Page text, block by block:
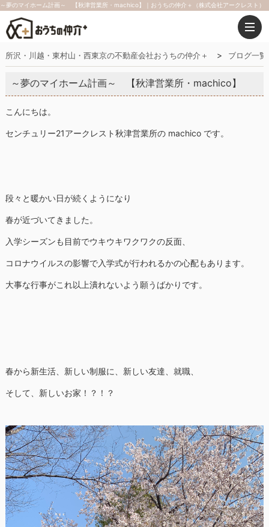
～夢のマイホーム計画～ 【秋津営業所・machico】｜おうちの仲介＋（株式会社アークレスト）
所沢・川越・東村山・西東京の不動産会社おうちの仲介＋ ブログ一覧
～夢のマイホーム計画～ 【秋津営業所・machico】
こんにちは。
センチュリー21アークレスト秋津営業所の machico です。
段々と暖かい日が続くようになり
春が近づいてきました。
入学シーズンも目前でウキウキワクワクの反面、
コロナウイルスの影響で入学式が行われるかの心配もあります。
大事な行事がこれ以上潰れないよう願うばかりです。
春から新生活、新しい制服に、新しい友達、就職、
そして、新しいお家！？！？